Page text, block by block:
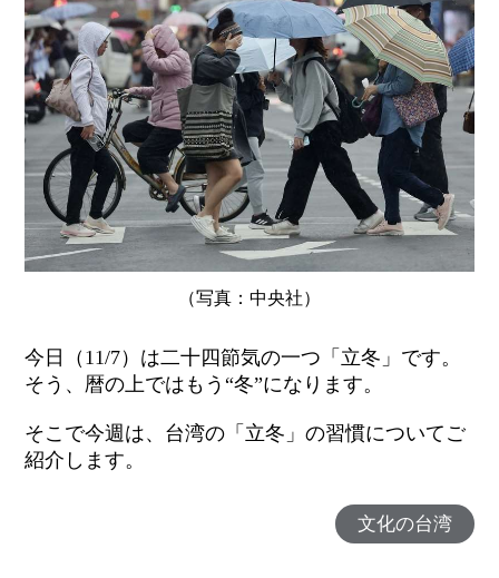
（写真：中央社）
今日（11/7）は二十四節気の一つ「立冬」です。
そう、暦の上ではもう“冬”になります。
そこで今週は、台湾の「立冬」の習慣についてご
紹介します。
文化の台湾